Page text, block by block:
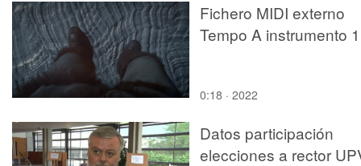
Fichero MIDI externo
Tempo A instrumento 1
0:18 · 2022
Datos participación
elecciones a rector